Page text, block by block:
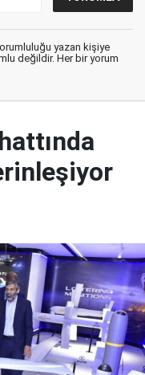
yazan kişiye
değildir. Her bir yorum